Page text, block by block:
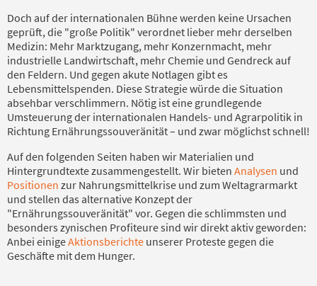
Doch auf der internationalen Bühne werden keine Ursachen
geprüft, die "große Politik" verordnet lieber mehr derselben
Medizin: Mehr Marktzugang, mehr Konzernmacht, mehr
industrielle Landwirtschaft, mehr Chemie und Gendreck auf
den Feldern. Und gegen akute Notlagen gibt es
Lebensmittelspenden. Diese Strategie würde die Situation
absehbar verschlimmern. Nötig ist eine grundlegende
Umsteuerung der internationalen Handels- und Agrarpolitik in
Richtung Ernährungssouveränität – und zwar möglichst schnell!
Auf den folgenden Seiten haben wir Materialien und
Hintergrundtexte zusammengestellt. Wir bieten Analysen und
Positionen zur Nahrungsmittelkrise und zum Weltagrarmarkt
und stellen das alternative Konzept der
"Ernährungssouveränität" vor. Gegen die schlimmsten und
besonders zynischen Profiteure sind wir direkt aktiv geworden:
Anbei einigeAktionsberichte unserer Proteste gegen die
Geschäfte mit dem Hunger.